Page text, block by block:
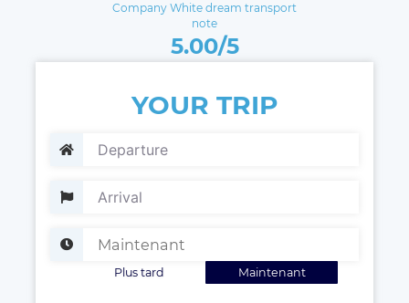
Company White dream transport
note
5.00/5
YOUR TRIP
Maintenant
Plus tard